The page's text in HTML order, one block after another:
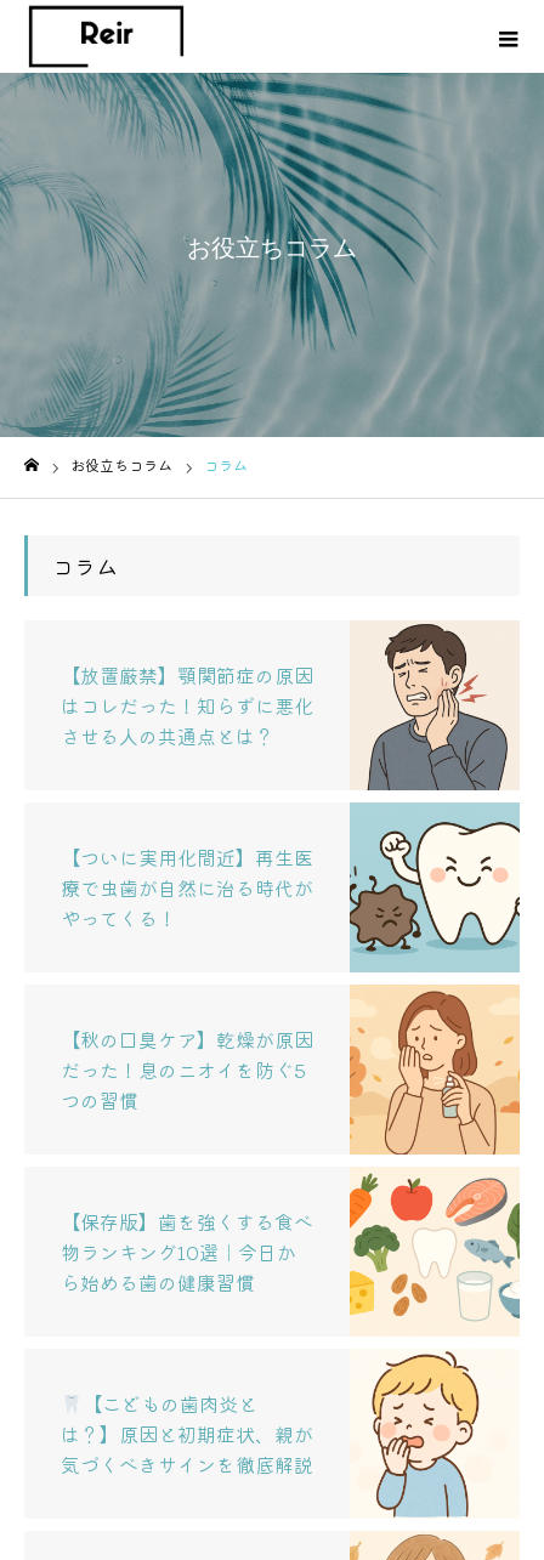
お役立ちコラム
お役立ちコラム コラム
コラム
【放置厳禁】顎関節症の原因
はコレだった！知らずに悪化
させる人の共通点とは？
【ついに実用化間近】再生医
療で虫歯が自然に治る時代が
やってくる！
【秋の口臭ケア】乾燥が原因
だった！息のニオイを防ぐ5
つの習慣
【保存版】歯を強くする食べ
物ランキング10選｜今日か
ら始める歯の健康習慣
【こどもの歯肉炎と
は？】原因と初期症状、親が
気づくべきサインを徹底解説